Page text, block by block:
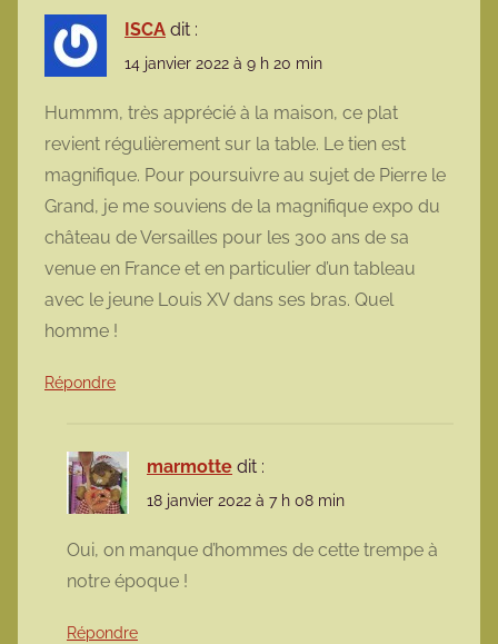
ISCA dit :
14 janvier 2022 à 9 h 20 min
Hummm, très apprécié à la maison, ce plat
revient régulièrement sur la table. Le tien est
magnifique. Pour poursuivre au sujet de Pierre le
Grand, je me souviens de la magnifique expo du
château de Versailles pour les 300 ans de sa
venue en France et en particulier d’un tableau
avec le jeune Louis XV dans ses bras. Quel
homme !
Répondre
marmotte dit :
18 janvier 2022 à 7 h 08 min
Oui, on manque d’hommes de cette trempe à
notre époque !
Répondre